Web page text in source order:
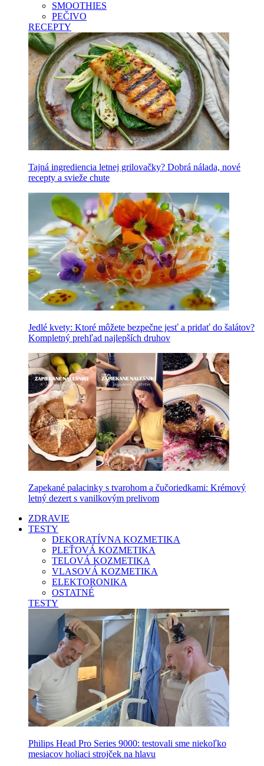
SMOOTHIES
PEČIVO
RECEPTY
Tajná ingrediencia letnej grilovačky? Dobrá nálada, nové
recepty a svieže chute
Jedlé kvety: Ktoré môžete bezpečne jesť a pridať do šalátov?
Kompletný prehľad najlepších druhov
Zapekané palacinky s tvarohom a čučoriedkami: Krémový
letný dezert s vanilkovým prelivom
ZDRAVIE
TESTY
DEKORATÍVNA KOZMETIKA
PLEŤOVÁ KOZMETIKA
TELOVÁ KOZMETIKA
VLASOVÁ KOZMETIKA
ELEKTORONIKA
OSTATNÉ
TESTY
Philips Head Pro Series 9000: testovali sme niekoľko
mesiacov holiaci strojček na hlavu